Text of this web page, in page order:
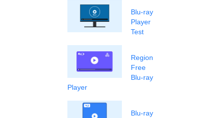
Blu-ray
Player
Test
Region
Free
Blu-ray
Player
Blu-ray